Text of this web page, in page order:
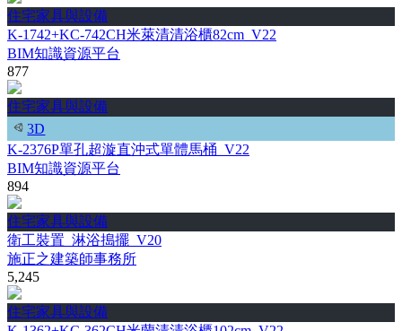
住宅家具與設備
K-1742+KC-742CH米萊清清浴櫃82cm_V22
BIM知識資源平台
877
住宅家具與設備
3D
K-2376P單孔超漩直沖式單體馬桶_V22
BIM知識資源平台
894
住宅家具與設備
衛工裝置_淋浴搗擺_V20
施正之建築師事務所
5,245
住宅家具與設備